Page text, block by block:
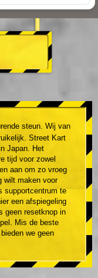
steun. Wij van
Street Kart
Japan. Het
tijd voor zowel
aan om zo vroeg
wilt maken voor
supportcentrum te
een afspiegeling
geen resetknop in
Mis de beste
we geen